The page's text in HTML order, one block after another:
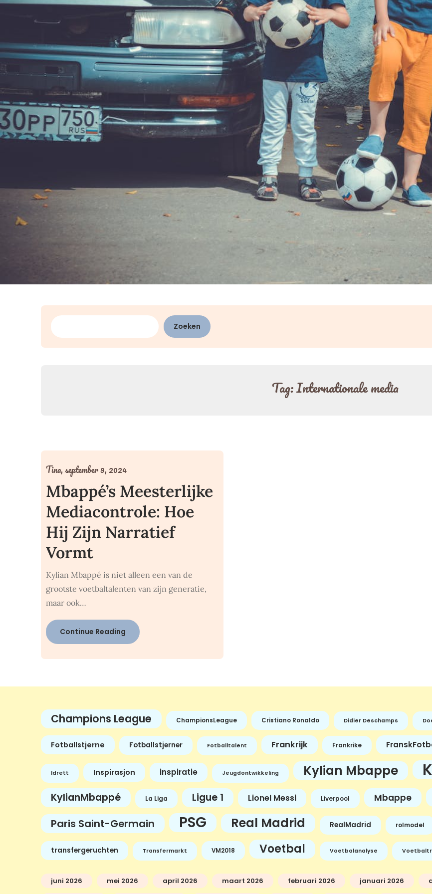
Zoeken
Zoeken
Tag:Internationale media
Mbappé’s Meesterlijke
Mediacontrole: Hoe
Hij Zijn Narratief
Vormt
Tina,september 9, 2024
Kylian Mbappé is niet alleen een van de
grootste voetbaltalenten van zijn generatie,
maar ook…
Continue Reading
Champions League ChampionsLeague Cristiano Ronaldo Didier Deschamps
Fotballstjerne Fotballstjerner Fotballtalent Frankrijk Frankrike
Idrett Inspirasjon inspiratie Jeugdontwikkeling Kylian Mbappe
KylianMbappé La Liga Ligue 1 Lionel Messi Liverpool Mbappe
Paris Saint-Germain PSG Real Madrid RealMadrid rolmodel
transfergeruchten Transfermarkt VM2018 Voetbal Voetbalanalyse
juni 2026 mei 2026 april 2026 maart 2026 februari 2026 januari 2026